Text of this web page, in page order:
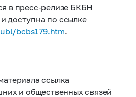
в пресс-релизе БКБН
доступна по ссылке
bcbs179.htm.
ссылка
и общественных связей